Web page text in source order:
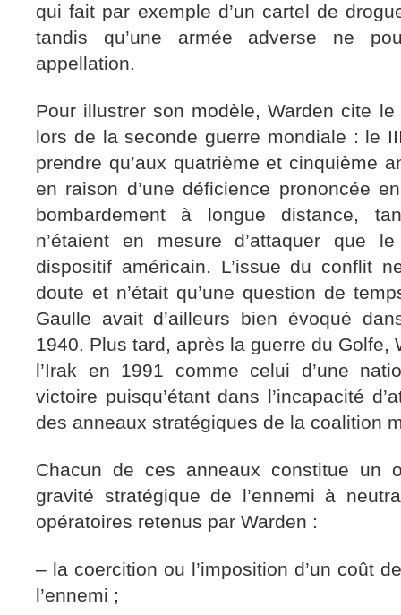
qui fait par exemple d’un cartel de
tandis qu’une armée adverse ne
appellation.
Pour illustrer son modèle, Warden cite
lors de la seconde guerre mondiale : le
prendre qu’aux quatrième et cinquième
en raison d’une déficience prononcée
bombardement à longue distance,
n’étaient en mesure d’attaquer que
dispositif américain. L’issue du conflit
doute et n’était qu’une question de
Gaulle avait d’ailleurs bien évoqué
1940. Plus tard, après la guerre du Golfe,
l’Irak en 1991 comme celui d’une
victoire puisqu’étant dans l’incapacité
des anneaux stratégiques de la coalition
Chacun de ces anneaux constitue un
gravité stratégique de l’ennemi à
opératoires retenus par Warden :
– la coercition ou l’imposition d’un coût
l’ennemi ;